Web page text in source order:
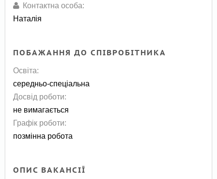
Контактна особа:
Наталія
ПОБАЖАННЯ ДО СПІВРОБІТНИКА
Освіта:
середньо-спеціальна
Досвід роботи:
не вимагається
Графік роботи:
позмінна робота
ОПИС ВАКАНСІЇ